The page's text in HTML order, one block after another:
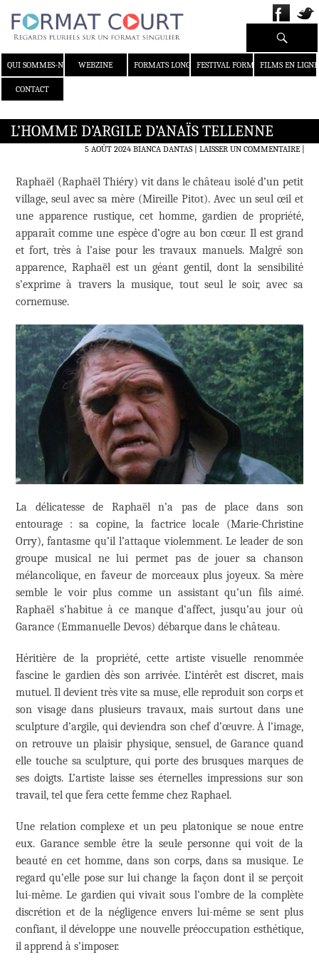
QUI SOMMES-NOUS ?WEBZINE FORMATS LONGS FESTIVAL FORMAT COURT
FILMS EN LIGNE
CONTACT
Recherche
L’HOMME D’ARGILE D’ANAÏS TELLENNE
5 AOÛT 2024 BIANCA DANTAS LAISSER UN COMMENTAIRE|
Raphaël (Raphaël Thiéry) vit dans le château isolé d’un petit
village, seul avec sa mère (Mireille Pitot). Avec un seul œil et
une apparence rustique, cet homme, gardien de propriété,
apparaît comme une espèce d’ogre au bon cœur. Il est grand
et fort, très à l’aise pour les travaux manuels. Malgré son
apparence, Raphaël est un géant gentil, dont la sensibilité
s’exprime à travers la musique, tout seul le soir, avec sa
cornemuse.
La délicatesse de Raphaël n’a pas de place dans son
entourage : sa copine, la factrice locale (Marie-Christine
Orry), fantasme qu’il l’attaque violemment. Le leader de son
groupe musical ne lui permet pas de jouer sa chanson
mélancolique, en faveur de morceaux plus joyeux. Sa mère
semble le voir plus comme un assistant qu’un fils aimé.
Raphaël s’habitue à ce manque d’affect, jusqu’au jour où
Garance (Emmanuelle Devos) débarque dans le château.
Héritière de la propriété, cette artiste visuelle renommée
fascine le gardien dès son arrivée. L’intérêt est discret, mais
mutuel. Il devient très vite sa muse, elle reproduit son corps et
son visage dans plusieurs travaux, mais surtout dans une
sculpture d’argile, qui deviendra son chef d’œuvre. À l’image,
on retrouve un plaisir physique, sensuel, de Garance quand
elle touche sa sculpture, qui porte des brusques marques de
ses doigts. L’artiste laisse ses éternelles impressions sur son
travail, tel que fera cette femme chez Raphael.
Une relation complexe et un peu platonique se noue entre
eux. Garance semble être la seule personne qui voit de la
beauté en cet homme, dans son corps, dans sa musique. Le
regard qu’elle pose sur lui change la façon dont il se perçoit
lui-même. Le gardien qui vivait sous l’ombre de la complète
discrétion et de la négligence envers lui-même se sent plus
confiant, il développe une nouvelle préoccupation esthétique,
il apprend à s’imposer.